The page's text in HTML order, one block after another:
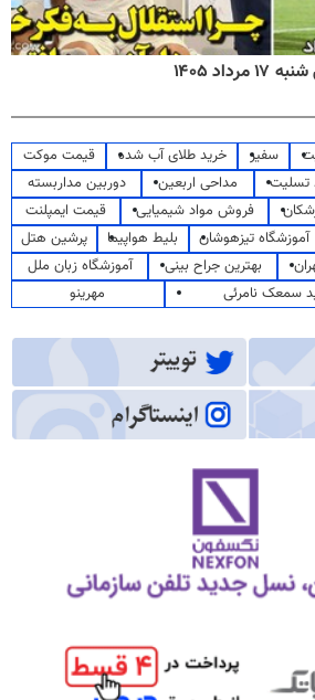
۱۴۰۵
سفیر خرید طلای آب شده
قیمت موکت
تسلیت مداحی اربعین
دوربین مداربسته
فروش مواد شیمیایی
قیمت ایمپلنت
آموزشگاه تیزهوشان بلیط هواپیما
پرشین هتل
بهترین جراح بینی
آموزشگاه زبان ملل
سمعک نامرئی
مهرینو